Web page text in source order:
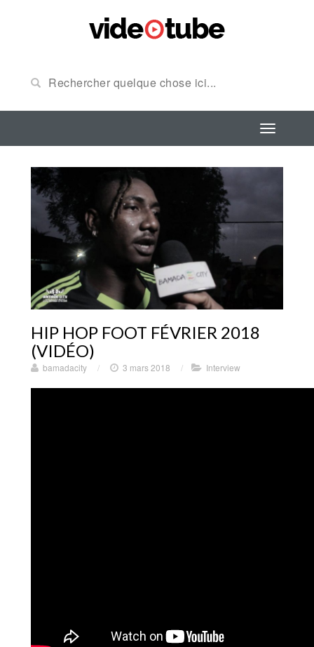
HIP HOP FOOT FÉVRIER 2018
(VIDÉO)
bamadacity / 3 mars 2018 / Interview